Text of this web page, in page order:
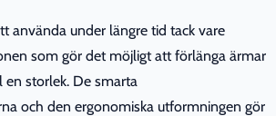
använda under längre tid tack vare
som gör det möjligt att förlänga ärmar
storlek. De smarta
och den ergonomiska utformningen gör